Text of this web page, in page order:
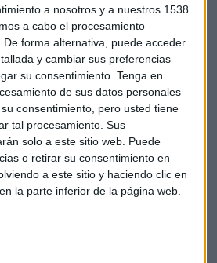
a nosotros y a nuestros 1538
a cabo el procesamiento
forma alternativa, puede acceder
y cambiar sus preferencias
su consentimiento. Tenga en
de sus datos personales
consentimiento, pero usted tiene
tal procesamiento. Sus
solo a este sitio web. Puede
o retirar su consentimiento en
a este sitio y haciendo clic en
la parte inferior de la página web.
Daniel Sánchez Reina